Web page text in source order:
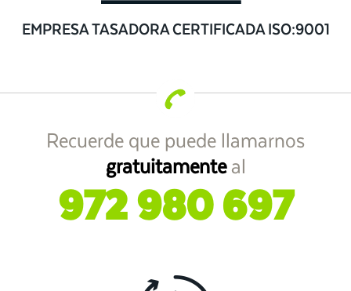
EMPRESA TASADORA CERTIFICADA ISO:9001
Recuerde que puede llamarnos
gratuitamenteal
972 980 697